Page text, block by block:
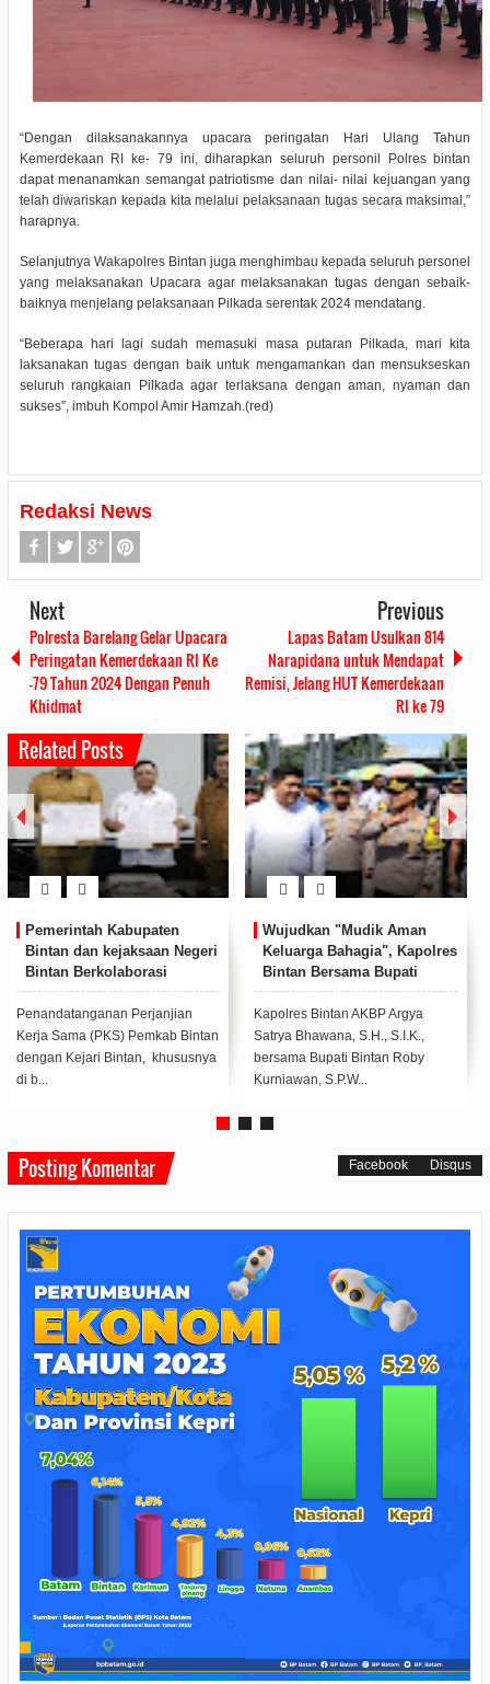
“Dengan dilaksanakannya upacara peringatan Hari Ulang Tahun
Kemerdekaan RI ke- 79 ini, diharapkan seluruh personil Polres bintan
dapat menanamkan semangat patriotisme dan nilai- nilai kejuangan yang
telah diwariskan kepada kita melalui pelaksanaan tugas secara maksimal,”
harapnya.
Selanjutnya Wakapolres Bintan juga menghimbau kepada seluruh personel
yang melaksanakan Upacara agar melaksanakan tugas dengan sebaik-
baiknya menjelang pelaksanaan Pilkada serentak 2024 mendatang.
“Beberapa hari lagi sudah memasuki masa putaran Pilkada, mari kita
laksanakan tugas dengan baik untuk mengamankan dan mensukseskan
seluruh rangkaian Pilkada agar terlaksana dengan aman, nyaman dan
sukses”, imbuh Kompol Amir Hamzah. (red)
Redaksi News
Next
Polresta Barelang Gelar Upacara
Peringatan Kemerdekaan RI Ke
-79 Tahun 2024 Dengan Penuh
Khidmat
Previous
Lapas Batam Usulkan 814
Narapidana untuk Mendapat
Remisi, Jelang HUT Kemerdekaan
RI ke 79
Related Posts
Polres Bintan Bintan
Peringati Maulid Nabi
Muhammad SAW, Teladani
Akhlak Rasulullah
Polres Bintan menggelar
Peringatan Maulid Nabi
Muhammad SAW 1446
Hijriah/2024 di Masjid Darul ...
Polres Bintan Beri Bantuan
Kepada Masyarakat yang
Tertimpa Musibah Angin
Kencang
Polres Bintan Polda Kepulauan
Riau menyalurkan bantuan sosial
berupa sembako kepada warga
yang terd...
Posting Komentar Facebook Disqus